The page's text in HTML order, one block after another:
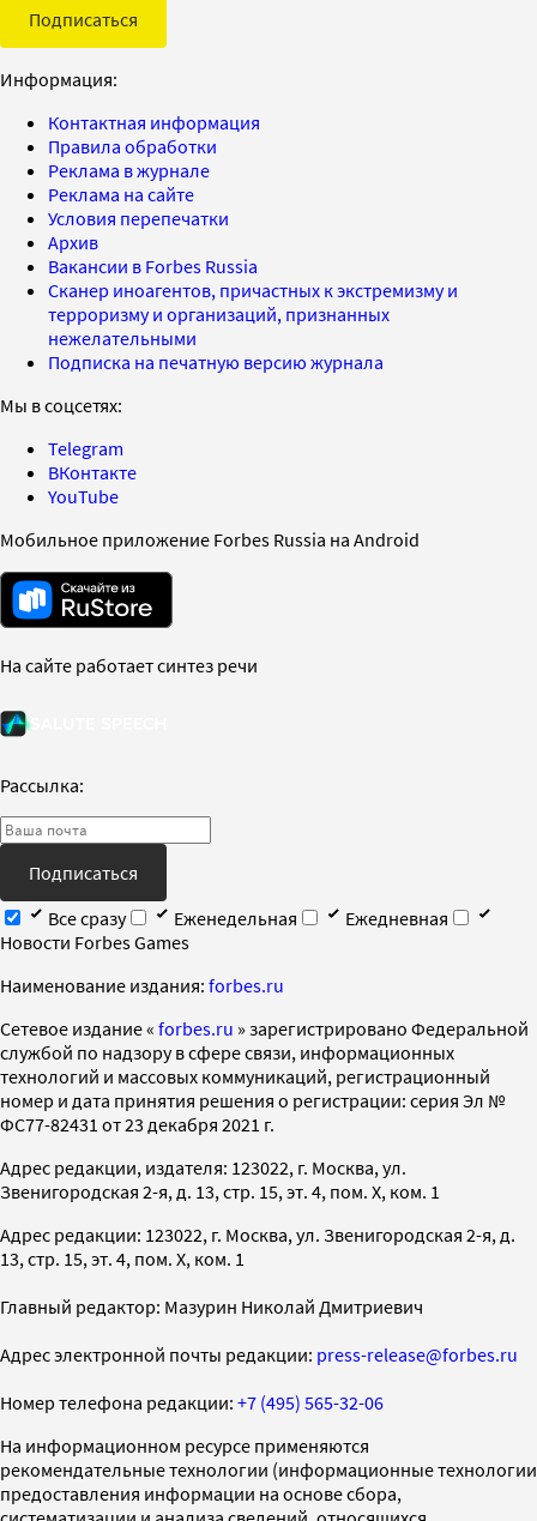
Подписаться
Информация:
Контактная информация
Правила обработки
Реклама в журнале
Реклама на сайте
Условия перепечатки
Архив
Вакансии в Forbes Russia
Сканер иноагентов, причастных к экстремизму и
терроризму и организаций, признанных
нежелательными
Подписка на печатную версию журнала
Мы в соцсетях:
Telegram
ВКонтакте
YouTube
Мобильное приложение Forbes Russia на Android
На сайте работает синтез речи
Рассылка:
Подписаться
Все сразу
Еженедельная
Ежедневная
Новости Forbes Games
Наименование издания: forbes.ru
Cетевое издание « forbes.ru » зарегистрировано Федеральной
службой по надзору в сфере связи, информационных
технологий и массовых коммуникаций, регистрационный
номер и дата принятия решения о регистрации: серия Эл №
ФС77-82431 от 23 декабря 2021 г.
Адрес редакции, издателя: 123022, г. Москва, ул.
Звенигородская 2-я, д. 13, стр. 15, эт. 4, пом. X, ком. 1
Адрес редакции: 123022, г. Москва, ул. Звенигородская 2-я, д.
13, стр. 15, эт. 4, пом. X, ком. 1
Главный редактор: Мазурин Николай Дмитриевич
Адрес электронной почты редакции: press-release@forbes.ru
Номер телефона редакции: +7 (495) 565-32-06
На информационном ресурсе применяются
рекомендательные технологии (информационные технологии
предоставления информации на основе сбора,